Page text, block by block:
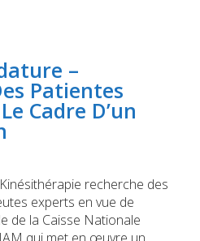
–
Patientes
Cadre D’un
recherche des
experts en vue de
de la Caisse Nationale